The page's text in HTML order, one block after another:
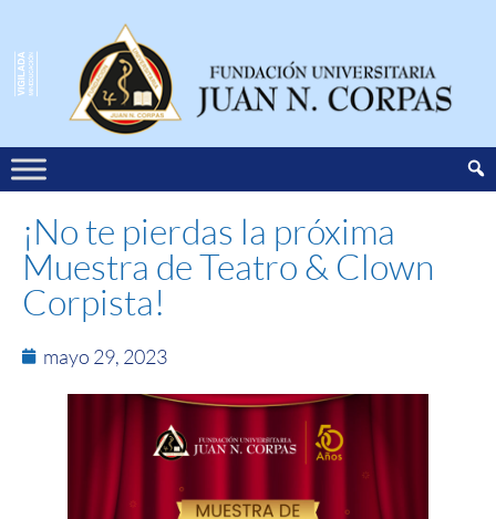
¡No te pierdas la próxima
Muestra de Teatro & Clown
Corpista!
mayo 29, 2023